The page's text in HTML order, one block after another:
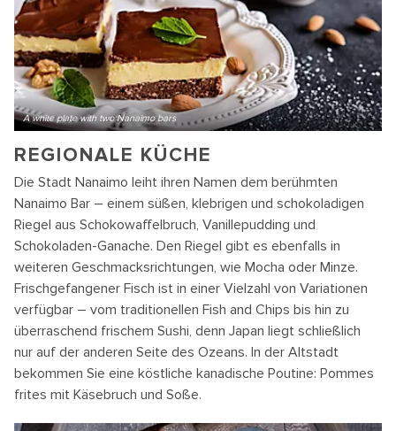
A white plate with two Nanaimo bars
REGIONALE KÜCHE
Die Stadt Nanaimo leiht ihren Namen dem berühmten
Nanaimo Bar – einem süßen, klebrigen und schokoladigen
Riegel aus Schokowaffelbruch, Vanillepudding und
Schokoladen-Ganache. Den Riegel gibt es ebenfalls in
weiteren Geschmacksrichtungen, wie Mocha oder Minze.
Frischgefangener Fisch ist in einer Vielzahl von Variationen
verfügbar – vom traditionellen Fish and Chips bis hin zu
überraschend frischem Sushi, denn Japan liegt schließlich
nur auf der anderen Seite des Ozeans. In der Altstadt
bekommen Sie eine köstliche kanadische Poutine: Pommes
frites mit Käsebruch und Soße.